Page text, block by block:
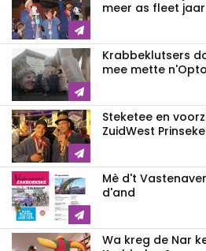
meer as fleet jaar
Krabbeklutsers
mee mette
Steketee en
ZuidWest
Mè d't
d'and
Wa kreg de Nar